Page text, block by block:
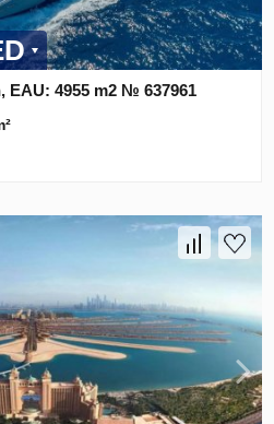
EAU: 4955 m2 № 637961